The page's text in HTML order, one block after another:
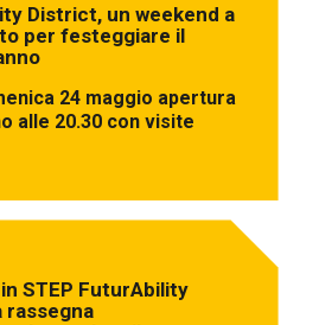
District, un weekend a
per festeggiare il
24 maggio apertura
alle 20.30 con visite
in STEP FuturAbility
rassegna